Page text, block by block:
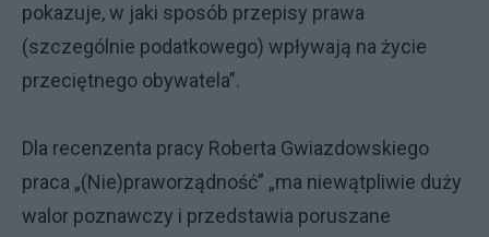
pokazuje, w jaki sposób przepisy prawa
(szczególnie podatkowego) wpływają na życie
przeciętnego obywatela”.
Dla recenzenta pracy Roberta Gwiazdowskiego
praca „(Nie)praworządność” „ma niewątpliwie duży
walor poznawczy i przedstawia poruszane